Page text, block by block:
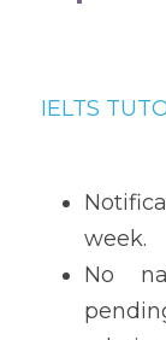
IELTS
week.
No